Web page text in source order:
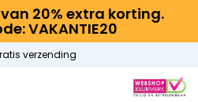
20% extra korting.
VAKANTIE20
verzending